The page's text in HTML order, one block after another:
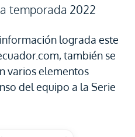
temporada 2022
lograda este
también se
varios elementos
del equipo a la Serie